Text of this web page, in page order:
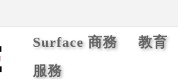
Surface 商務
教育
服務